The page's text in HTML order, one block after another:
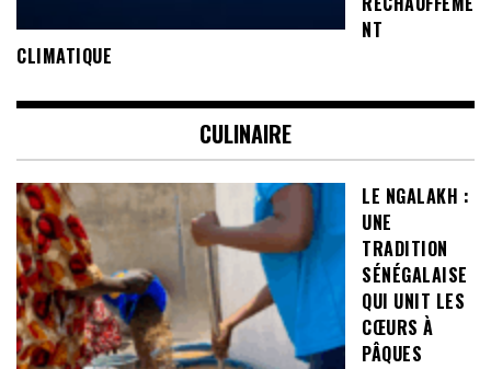
NT
CLIMATIQUE
CULINAIRE
LE NGALAKH :
UNE
TRADITION
SÉNÉGALAISE
QUI UNIT LES
CŒURS À
PÂQUES